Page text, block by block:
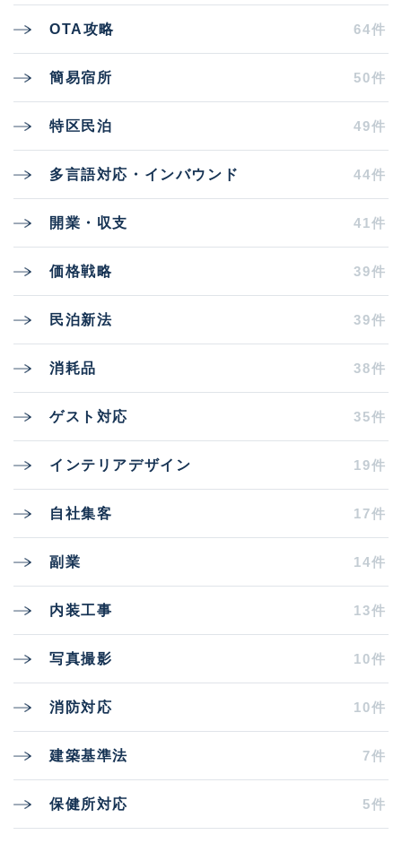
OTA攻略 64件
簡易宿所 50件
特区民泊 49件
多言語対応・インバウンド 44件
開業・収支 41件
価格戦略 39件
民泊新法 39件
消耗品 38件
ゲスト対応 35件
インテリアデザイン 19件
自社集客 17件
副業 14件
内装工事 13件
写真撮影 10件
消防対応 10件
建築基準法 7件
保健所対応 5件